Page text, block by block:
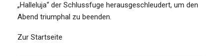
„Halleluja“ der Schlussfuge herausgeschleudert, um den
Abend triumphal zu beenden.
Zur Startseite